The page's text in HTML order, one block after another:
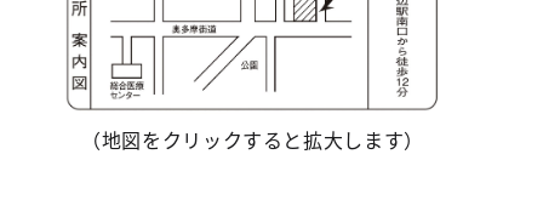
（地図をクリックすると拡大します）